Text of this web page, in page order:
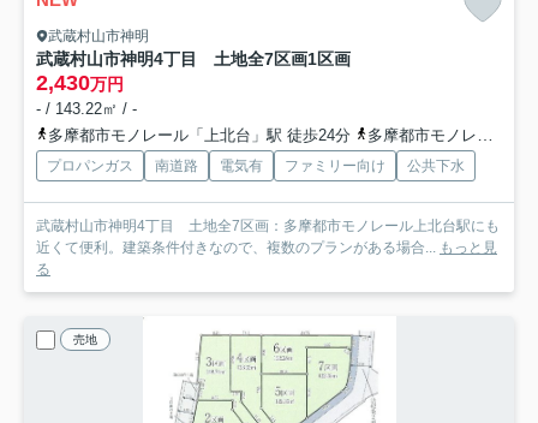
武蔵村山市神明
武蔵村山市神明4丁目 土地全7区画1区画
2,430万円
- / 143.22㎡ / -
多摩都市モノレール「上北台」駅 徒歩24分
多摩都市モノレール「上北台」駅 バス6分 東京都武蔵村山市「神明橋北（東京都）」 停歩4分
プロパンガス 南道路 電気有 ファミリー向け 公共下水
武蔵村山市神明4丁目 土地全7区画：多摩都市モノレール上北台駅にも
近くて便利。建築条件付きなので、複数のプランがある場合... もっと見
る
売地